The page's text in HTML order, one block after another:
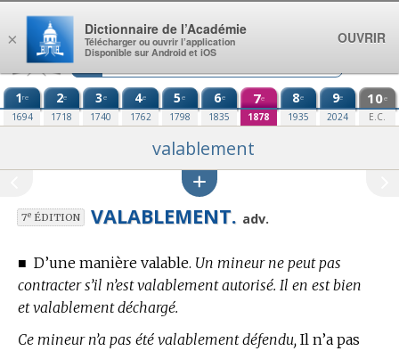
Aller au contenu
1re
1694
2e
1718
3e
1740
4e
1762
5e
1798
6e
1835
7e
1878
8e
1935
9e
2024
10e
E.C.
valablement
7eÉDITION VALABLEMENT. adv.
■ D’une manière valable. Un mineur ne peut pas
contracter s’il n’est valablement autorisé. Il en est bien
et valablement déchargé.
Ce mineur n’a pas été valablement défendu, Il n’a pas
×
Dictionnaire de l’Académie
Télécharger ou ouvrir l’application
Disponible sur Android et iOS
OUVRIR